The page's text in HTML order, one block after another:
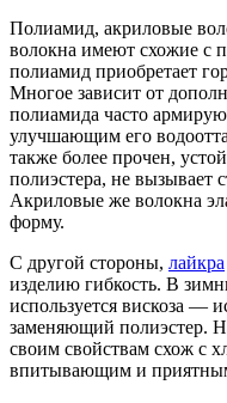
Полиамид, акриловые
волокна имеют схожие с
полиамид приобретает
Многое зависит от
полиамида часто
улучшающим его
также более прочен,
полиэстера, не вызывает
Акриловые же волокна
форму.
С другой стороны, лайкра
изделию гибкость. В
используется вискоза —
заменяющий полиэстер.
своим свойствам схож с
впитывающим и